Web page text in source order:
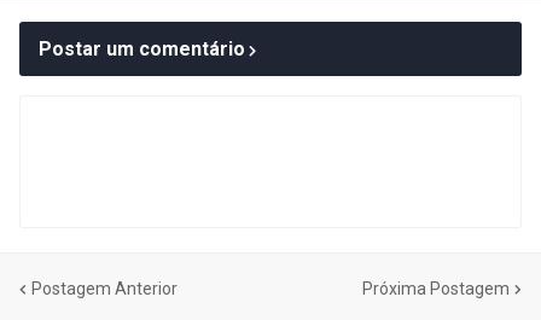
Postar um comentário
Postagem Anterior Próxima Postagem